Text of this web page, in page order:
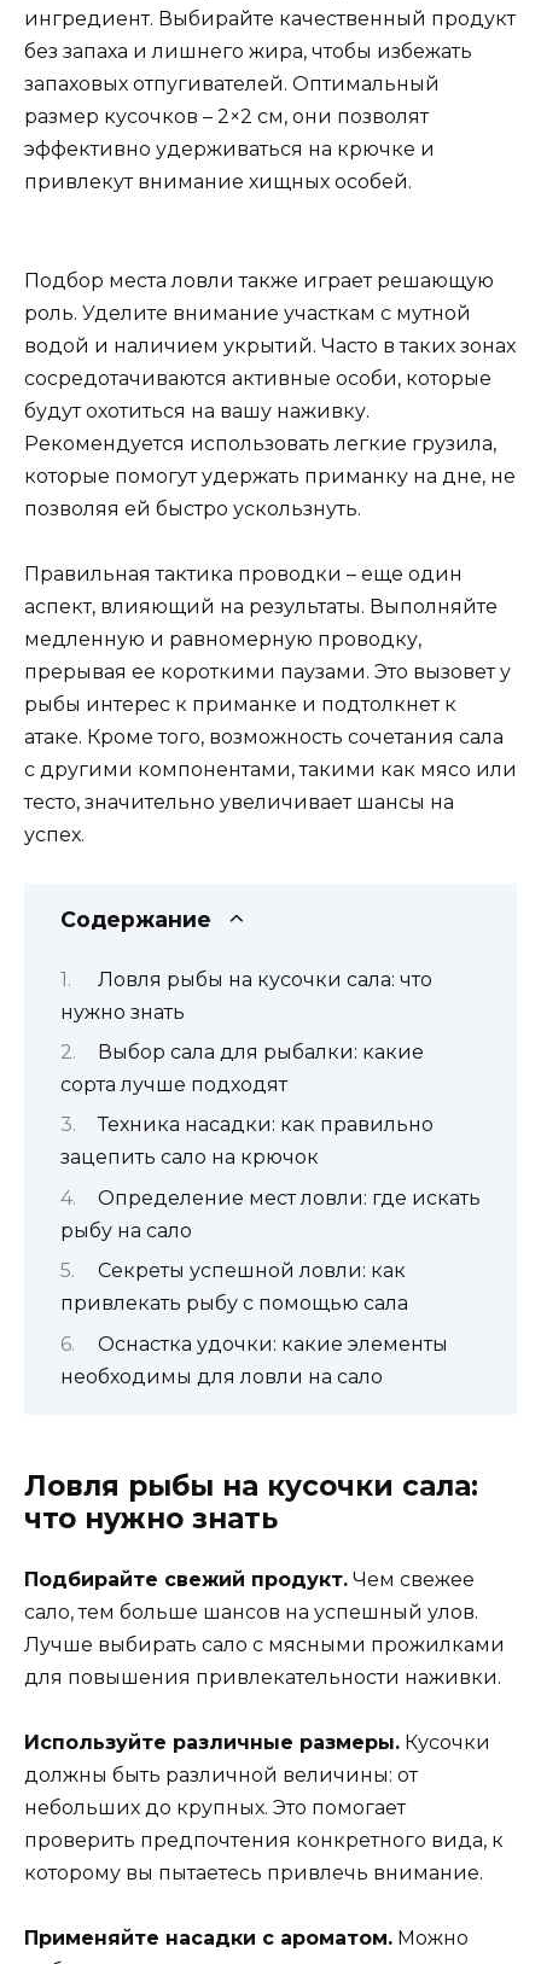
ингредиент. Выбирайте качественный продукт
без запаха и лишнего жира, чтобы избежать
запаховых отпугивателей. Оптимальный
размер кусочков – 2×2 см, они позволят
эффективно удерживаться на крючке и
привлекут внимание хищных особей.
Подбор места ловли также играет решающую
роль. Уделите внимание участкам с мутной
водой и наличием укрытий. Часто в таких зонах
сосредотачиваются активные особи, которые
будут охотиться на вашу наживку.
Рекомендуется использовать легкие грузила,
которые помогут удержать приманку на дне, не
позволяя ей быстро ускользнуть.
Правильная тактика проводки – еще один
аспект, влияющий на результаты. Выполняйте
медленную и равномерную проводку,
прерывая ее короткими паузами. Это вызовет у
рыбы интерес к приманке и подтолкнет к
атаке. Кроме того, возможность сочетания сала
с другими компонентами, такими как мясо или
тесто, значительно увеличивает шансы на
успех.
Содержание
Ловля рыбы на кусочки сала: что
нужно знать
Выбор сала для рыбалки: какие
сорта лучше подходят
Техника насадки: как правильно
зацепить сало на крючок
Определение мест ловли: где искать
рыбу на сало
Секреты успешной ловли: как
привлекать рыбу с помощью сала
Оснастка удочки: какие элементы
необходимы для ловли на сало
Ловля рыбы на кусочки сала:
что нужно знать
Подбирайте свежий продукт. Чем свежее
сало, тем больше шансов на успешный улов.
Лучше выбирать сало с мясными прожилками
для повышения привлекательности наживки.
Используйте различные размеры. Кусочки
должны быть различной величины: от
небольших до крупных. Это помогает
проверить предпочтения конкретного вида, к
которому вы пытаетесь привлечь внимание.
Применяйте насадки с ароматом. Можно